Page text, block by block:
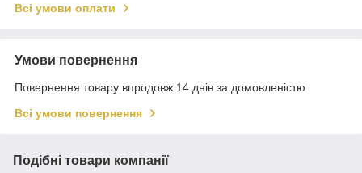
Всі умови оплати
Умови повернення
Повернення товару впродовж 14 днів за домовленістю
Всі умови повернення
Подібні товари компанії